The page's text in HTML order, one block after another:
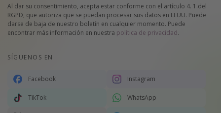
Al dar su consentimiento, acepta estar conforme con el artículo 4. 1.del
RGPD, que autoriza que se puedan procesar sus datos en EEUU. Puede
darse de baja de nuestro boletín en cualquier momento. Puede
encontrar más información en nuestra política de privacidad.
SÍGUENOS EN
Facebook Instagram
TikTok WhatsApp